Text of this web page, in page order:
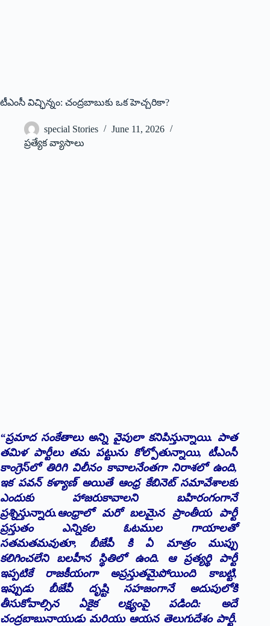
టీఎంసీ విచ్ఛిన్నం: చంద్ర‌బాబుకు ఒక హెచ్చరికా?
special Stories
June 11, 2026
ప్రత్యేక వ్యాసాలు
“ప్రమాద సంకేతాలు అన్ని వైపులా కనిపిస్తున్నాయి. పాత
తమిళ పార్టీలు తమ పట్టును కోల్పోతున్నాయి, టీఎంసీ
కాంగ్రెస్‌లో తిరిగి విలీనం కావాలనేంతగా నిరాశలో ఉంది,
ఇక పవన్‌ కళ్యాణ్ అయితే ఆంధ్ర కేబినెట్ సమావేశాలకు
ఎందుకు హాజరుకావాల‌ని బహిరంగంగానే
ప్రశ్నిస్తున్నారు.ఆంధ్రాలో మరో బలమైన ప్రాంతీయ పార్టీ
ప్రస్తుతం ఎన్నికల ఓటముల గాయాలతో
సతమతమవుతూ, బీజేపీ కి ఏ మాత్రం ముప్పు
కలిగించలేని బలహీన స్థితిలో ఉంది. ఆ ప్రత్యర్థి పార్టీ
ఇప్పటికే రాజకీయంగా అప్రస్తుతమైపోయింది కాబట్టి,
ఇప్పుడు బీజేపీ దృష్టి సహజంగానే అదుపులోకి
తీసుకోవాల్సిన ఏకైక లక్ష్యంపై పడింది: అదే
చంద్ర‌బాబునాయుడు మరియు ఆయన తెలుగుదేశం పార్టీ.